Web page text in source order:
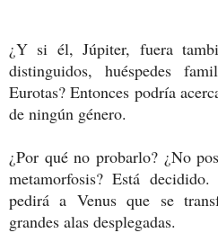
¿Y si él, Júpiter, fuera
distinguidos, huéspedes
Eurotas? Entonces podría
de ningún género.
¿Por qué no probarlo? ¿No
metamorfosis? Está
pedirá a Venus que se
grandes alas desplegadas.